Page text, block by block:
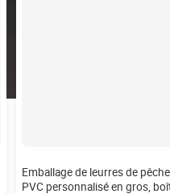
Emballage de leurres de
PVC personnalisé en gros,